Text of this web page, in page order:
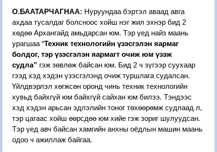
О.БААТАРЧАГНАА: Нуруундаа бэртэл аваад авга
ахдаа тусалдаг болсноос хойш нэг жил эхнэр бид 2
хөдөө Архангайд амьдарсан юм. Тэр үед найз маань
урагшаа “Техник технологийн үзэсгэлэн яармаг
болдог, тэр үзэсгэлэн яармагт очиж юм үзэж
судла” гэж зөвлөж байсан юм. Бид 2 ч зүгээр суухаар
гээд хэд хэдэн үзэсгэлэнд очиж туршлага судалсан.
Үйлдвэрлэл хөгжсөн оронд чинь техник технологийн
хувьд байхгүй юм байхгүй сайхан юм билээ. Тэндээс
хэд хэдэн арьсан эдлэлийн тоног төхөөрөмж судлаад л,
тэр цагаас хойш өөрсдөө юм хийе гэж зориг шулуудсан.
Тэр үед авч байсан хамгийн анхны оёдлын машин маань
одоо ч ажиллаж байгаа.